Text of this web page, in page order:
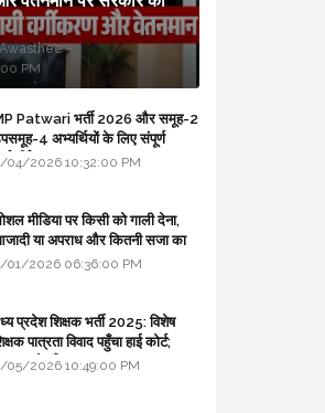
PM
Patwari भर्ती 2026 और समूह-2
4 अभ्यर्थियों के लिए संपूर्ण
04/2026 10:32:00 PM
मीडिया पर किसी को गाली देना,
या अपराध और कितनी सजा का
- free legal advice
01/2026 06:36:00 PM
प्रदेश शिक्षक भर्ती 2025: विशेष
पात्रता विवाद पहुँचा हाई कोर्ट;
से माँगा जवाब
05/2026 10:49:00 PM